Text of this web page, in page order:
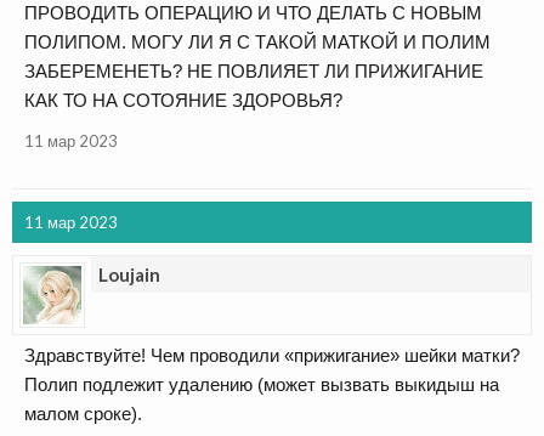
ПРОВОДИТЬ ОПЕРАЦИЮ И ЧТО ДЕЛАТЬ С НОВЫМ
ПОЛИПОМ. МОГУ ЛИ Я С ТАКОЙ МАТКОЙ И ПОЛИМ
ЗАБЕРЕМЕНЕТЬ? НЕ ПОВЛИЯЕТ ЛИ ПРИЖИГАНИЕ
КАК ТО НА СОТОЯНИЕ ЗДОРОВЬЯ?
11 мар 2023
11 мар 2023
Loujain
Здравствуйте! Чем проводили «прижигание» шейки матки?
Полип подлежит удалению (может вызвать выкидыш на
малом сроке).